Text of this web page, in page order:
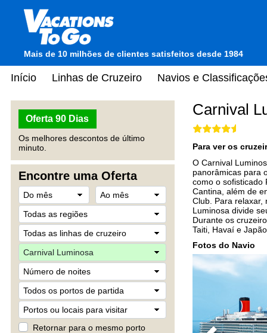
Mais de 10 milhões de clientes satisfeitos desde 1984
Início Linhas de Cruzeiro Navios e
Oferta 90 Dias
Os melhores descontos de último
minuto.
Encontre uma Oferta
Retornar para o mesmo porto
Carnival
Para ver os
O Carnival
panorâmicas para
como o sofisticado
Cantina, além de
Club. Para relaxar,
Luminosa divide
Durante os
Taiti, Havaí e
Fotos do Navio